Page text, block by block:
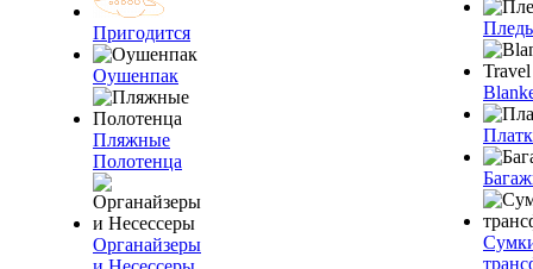
Пригодится
Оушенпак
Пляжные
Полотенца
Органайзеры